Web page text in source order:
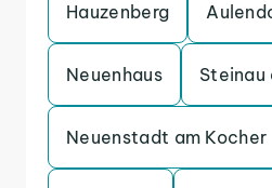
Hauzenberg
Neuenhaus Steinau
Neuenstadt am Kocher